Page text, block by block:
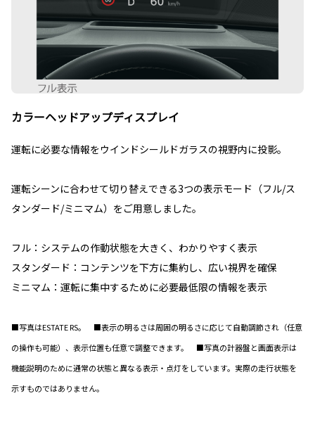
カラーヘッドアップディスプレイ
運転に必要な情報をウインドシールドガラスの視野内に投影。
運転シーンに合わせて切り替えできる3つの表示モード（フル/ス
タンダード/ミニマム）をご用意しました。
フル：システムの作動状態を大きく、わかりやすく表示
スタンダード：コンテンツを下方に集約し、広い視界を確保
ミニマム：運転に集中するために必要最低限の情報を表示
■写真はESTATE RS。 ■表示の明るさは周囲の明るさに応じて自動調節され（任意
の操作も可能）、表示位置も任意で調整できます。 ■写真の計器盤と画面表示は
機能説明のために通常の状態と異なる表示・点灯をしています。実際の走行状態を
示すものではありません。